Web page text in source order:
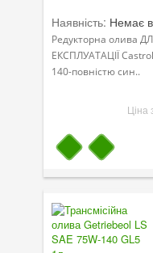
Наявність: Немає в
Редукторна олива
ЕКСПЛУАТАЦІЇ Castrol
140-повністю син..
Ціна